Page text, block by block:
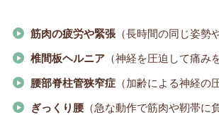
筋肉の疲労や緊張（長時間の同じ姿勢
椎間板ヘルニア（神経を圧迫して痛み
腰部脊柱管狭窄症（加齢による神経の圧
ぎっくり腰（急な動作で筋肉や靭帯に